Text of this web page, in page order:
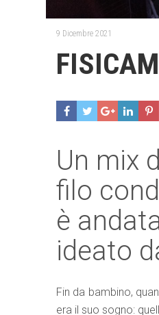
9 Dicembre 2021
Un mix
filo
è
ideato
Fin da bambino,
era il suo sogno: